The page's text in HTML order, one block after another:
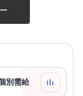
別需給